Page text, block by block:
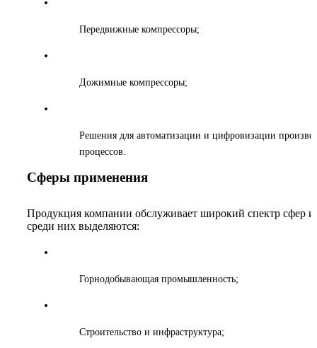
Передвижные компрессоры;
Дожимные компрессоры;
Решения для автоматизации и цифровизации
процессов.
Сферы применения
Продукция компании обслуживает широкий спектр сфер и
среди них выделяются:
Горнодобывающая промышленность;
Строительство и инфраструктура;